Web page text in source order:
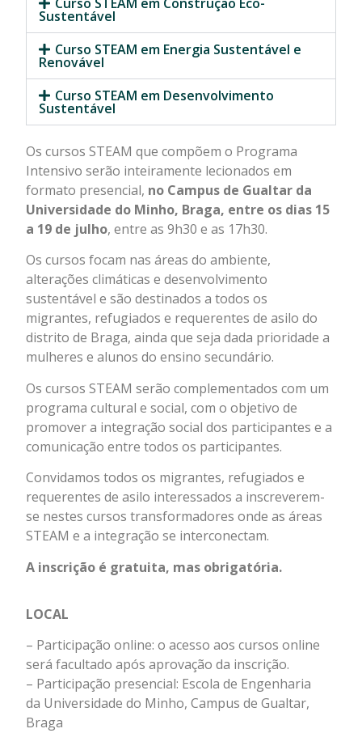
Sustentável
Curso STEAM em Energia Sustentável e
Renovável
Curso STEAM em Desenvolvimento
Sustentável
Os cursos STEAM que compõem o Programa
Intensivo serão inteiramente lecionados em
formato presencial, no Campus de Gualtar da
Universidade do Minho, Braga, entre os dias 15
a 19 de julho, entre as 9h30 e as 17h30.
Os cursos focam nas áreas do ambiente,
alterações climáticas e desenvolvimento
sustentável e são destinados a todos os
migrantes, refugiados e requerentes de asilo do
distrito de Braga, ainda que seja dada prioridade a
mulheres e alunos do ensino secundário.
Os cursos STEAM serão complementados com um
programa cultural e social, com o objetivo de
promover a integração social dos participantes e a
comunicação entre todos os participantes.
Convidamos todos os migrantes, refugiados e
requerentes de asilo interessados a inscreverem-
se nestes cursos transformadores onde as áreas
STEAM e a integração se interconectam.
A inscrição é gratuita, mas obrigatória.
LOCAL
– Participação online: o acesso aos cursos online
será facultado após aprovação da inscrição.
– Participação presencial: Escola de Engenharia
da Universidade do Minho, Campus de Gualtar,
Braga